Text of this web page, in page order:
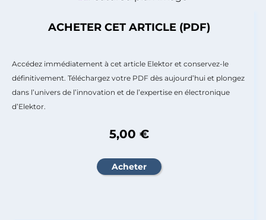
ACHETER CET ARTICLE (PDF)
Accédez immédiatement à cet article Elektor et conservez-le
définitivement. Téléchargez votre PDF dès aujourd’hui et plongez
dans l’univers de l’innovation et de l’expertise en électronique
d’Elektor.
5,00 €